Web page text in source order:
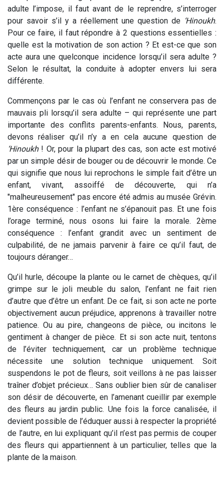
adulte l’impose, il faut avant de le reprendre, s’interroger
pour savoir s’il y a réellement une question de‘Hinoukh.
Pour ce faire, il faut répondre à 2 questions essentielles :
quelle est la motivation de son action ? Et est-ce que son
acte aura une quelconque incidence lorsqu’il sera adulte ?
Selon le résultat, la conduite à adopter envers lui sera
différente.
Commençons par le cas où l’enfant ne conservera pas de
mauvais pli lorsqu’il sera adulte – qui représente une part
importante des conflits parents-enfants. Nous, parents,
devons réaliser qu’il n’y a en cela aucune question de
‘Hinoukh! Or, pour la plupart des cas, son acte est motivé
par un simple désir de bouger ou de découvrir le monde. Ce
qui signifie que nous lui reprochons le simple fait d’être un
enfant, vivant, assoiffé de découverte, qui n’a
"malheureusement" pas encore été admis au musée Grévin.
1ère conséquence : l’enfant ne s’épanouit pas. Et une fois
l’orage terminé, nous osons lui faire la morale. 2ème
conséquence : l’enfant grandit avec un sentiment de
culpabilité, de ne jamais parvenir à faire ce qu’il faut, de
toujours déranger…
Qu’il hurle, découpe la plante ou le carnet de chèques, qu’il
grimpe sur le joli meuble du salon, l’enfant ne fait rien
d’autre que d’être un enfant. De ce fait, si son acte ne porte
objectivement aucun préjudice, apprenons à travailler notre
patience. Ou au pire, changeons de pièce, ou incitons le
gentiment à changer de pièce. Et si son acte nuit, tentons
de l’éviter techniquement, car un problème technique
nécessite une solution technique uniquement. Soit
suspendons le pot de fleurs, soit veillons à ne pas laisser
traîner d’objet précieux… Sans oublier bien sûr de canaliser
son désir de découverte, en l’amenant cueillir par exemple
des fleurs au jardin public. Une fois la force canalisée, il
devient possible de l’éduquer aussi à respecter la propriété
de l’autre, en lui expliquant qu’il n’est pas permis de couper
des fleurs qui appartiennent à un particulier, telles que la
plante de la maison.